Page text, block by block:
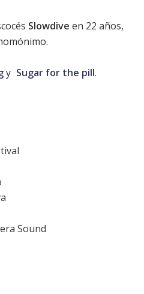
Slowdive en 22 años,
y Sugar for the pill.
Sound